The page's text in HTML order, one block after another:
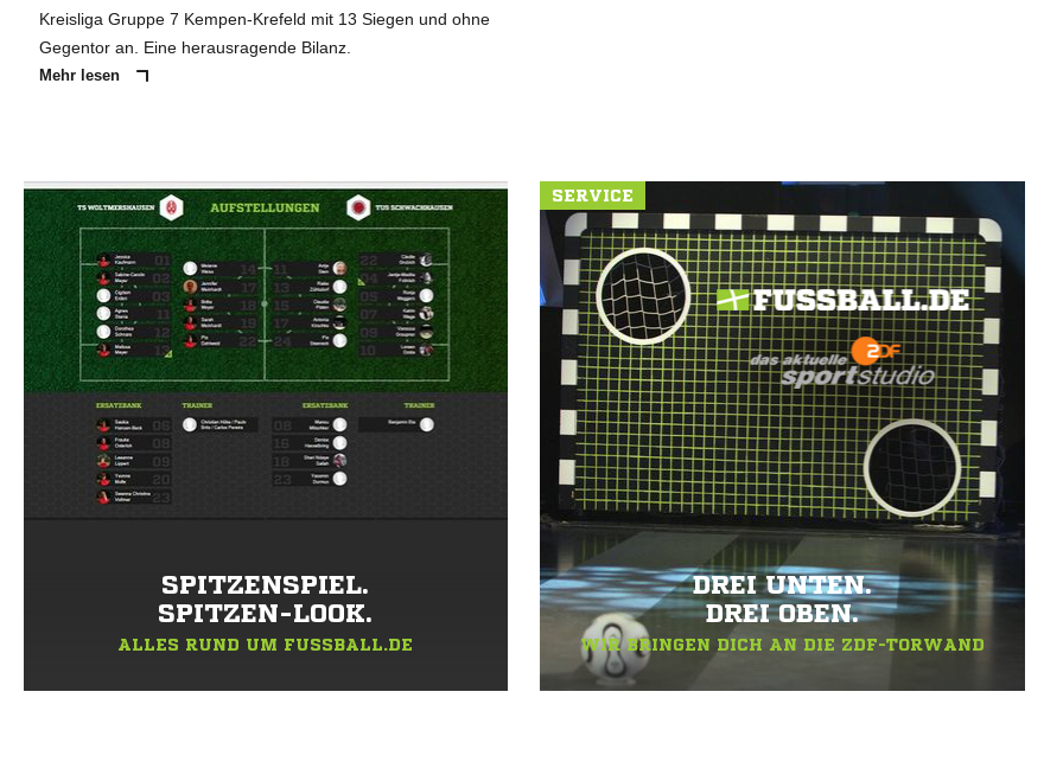
Kreisliga Gruppe 7 Kempen-Krefeld mit 13 Siegen und ohne
Gegentor an. Eine herausragende Bilanz.
Mehr lesen
SPITZENSPIEL.
SPITZEN-LOOK.
ALLES RUND UM FUSSBALL.DE
SERVICE
DREI UNTEN.
DREI OBEN.
WIR BRINGEN DICH AN DIE ZDF-TORWAND